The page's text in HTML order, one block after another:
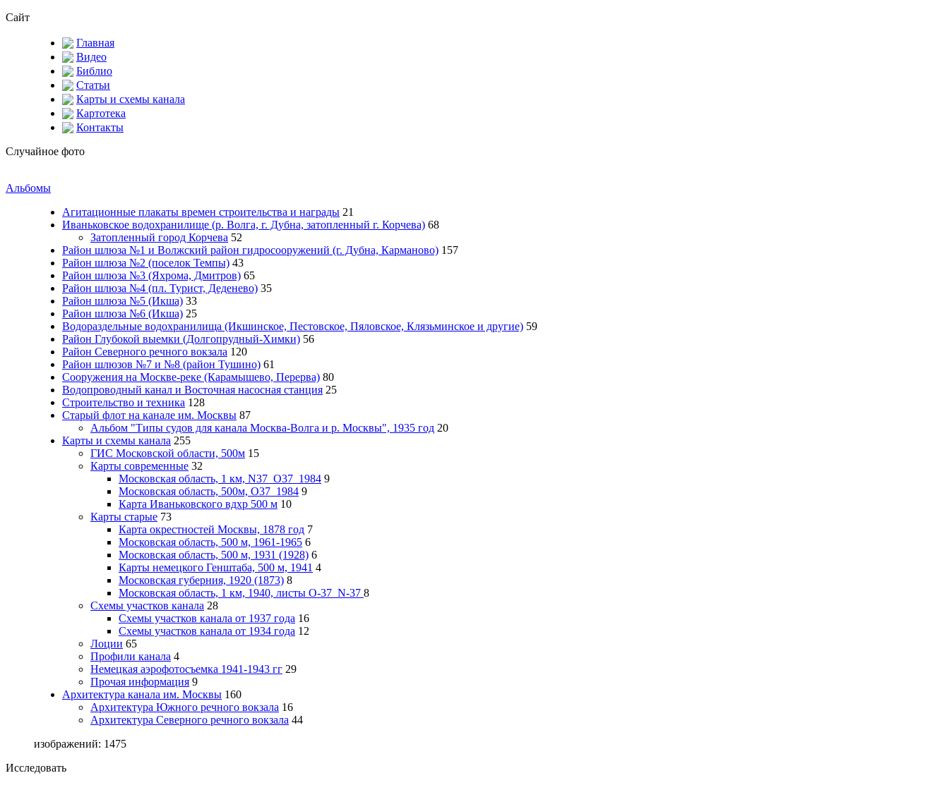
Сайт
Главная
Видео
Библио
Статьи
Карты и схемы канала
Картотека
Контакты
Случайное фото
Альбомы
Агитационные плакаты времен строительства и награды 21
Иваньковское водохранилище (р. Волга, г. Дубна, затопленный г. Корчева) 68
Затопленный город Корчева 52
Район шлюза №1 и Волжский район гидросооружений (г. Дубна, Карманово) 157
Район шлюза №2 (поселок Темпы) 43
Район шлюза №3 (Яхрома, Дмитров) 65
Район шлюза №4 (пл. Турист, Деденево) 35
Район шлюза №5 (Икша) 33
Район шлюза №6 (Икша) 25
Водораздельные водохранилища (Икшинское, Пестовское, Пяловское, Клязьминское и другие) 59
Район Глубокой выемки (Долгопрудный-Химки) 56
Район Северного речного вокзала 120
Район шлюзов №7 и №8 (район Тушино) 61
Сооружения на Москве-реке (Карамышево, Перерва) 80
Водопроводный канал и Восточная насосная станция 25
Строительство и техника 128
Старый флот на канале им. Москвы 87
Альбом "Типы судов для канала Москва-Волга и р. Москвы", 1935 год 20
Карты и схемы канала 255
ГИС Московcкой области, 500м 15
Карты современные 32
Московская область, 1 км, N37_O37_1984 9
Московская область, 500м, О37_1984 9
Карта Иваньковского вдхр 500 м 10
Карты старые 73
Карта окрестностей Москвы, 1878 год 7
Московская область, 500 м, 1961-1965 6
Московская область, 500 м, 1931 (1928) 6
Карты немецкого Генштаба, 500 м, 1941 4
Московская губерния, 1920 (1873) 8
Московская область, 1 км, 1940, листы О-37_N-37 8
Схемы участков канала 28
Схемы участков канала от 1937 года 16
Схемы участков канала от 1934 года 12
Лоции 65
Профили канала 4
Немецкая аэрофотосъемка 1941-1943 гг 29
Прочая информация 9
Архитектура канала им. Москвы 160
Архитектура Южного речного вокзала 16
Архитектура Северного речного вокзала 44
изображений: 1475
Исследовать